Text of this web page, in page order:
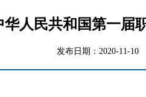
华人民共和国第一届
发布日期：